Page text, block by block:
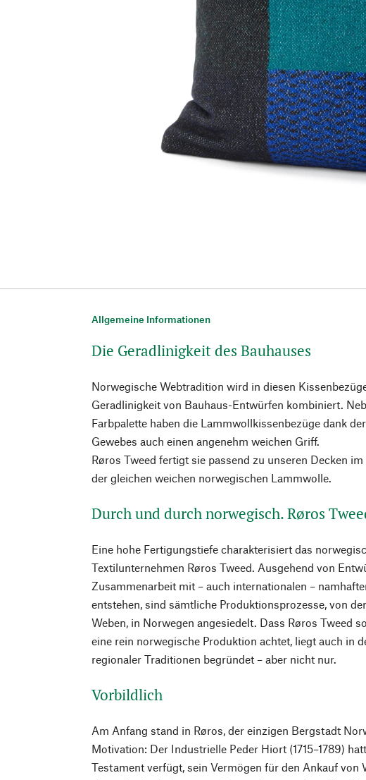
Allgemeine Informationen
Die Geradlinigkeit des Bauhauses
Norwegische Webtradition wird in diesen
Geradlinigkeit von Bauhaus-Entwürfen kombiniert.
Farbpalette haben die Lammwollkissenbezüge dank
Gewebes auch einen angenehm weichen Griff.
Røros Tweed fertigt sie passend zu unseren Decken
der gleichen weichen norwegischen Lammwolle.
Durch und durch norwegisch. Røros
Eine hohe Fertigungstiefe charakterisiert das
Textilunternehmen Røros Tweed. Ausgehend von
Zusammenarbeit mit – auch internationalen –
entstehen, sind sämtliche Produktionsprozesse, von
Weben, in Norwegen angesiedelt. Dass Røros Tweed
eine rein norwegische Produktion achtet, liegt auch in
regionaler Traditionen begründet – aber nicht nur.
Vorbildlich
Am Anfang stand in Røros, der einzigen Bergstadt
Motivation: Der Industrielle Peder Hiort (1715–1789)
Testament verfügt, sein Vermögen für den Ankauf von